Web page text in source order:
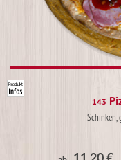
143
Schinken,
11,20 €